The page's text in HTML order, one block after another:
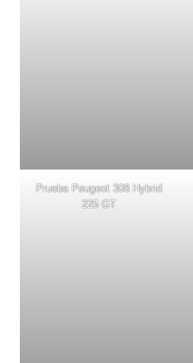
Prueba Peugeot 308 Hybrid
225 GT